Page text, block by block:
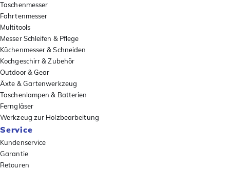
Taschenmesser
Fahrtenmesser
Multitools
Messer Schleifen & Pflege
Küchenmesser & Schneiden
Kochgeschirr & Zubehör
Outdoor & Gear
Äxte & Gartenwerkzeug
Taschenlampen & Batterien
Ferngläser
Werkzeug zur Holzbearbeitung
Service
Kundenservice
Garantie
Retouren